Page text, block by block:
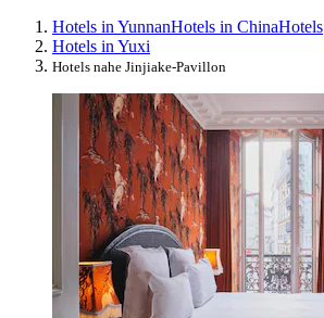
Hotels in YunnanHotels in ChinaHotels
Hotels in Yuxi
Hotels nahe Jinjiake-Pavillon